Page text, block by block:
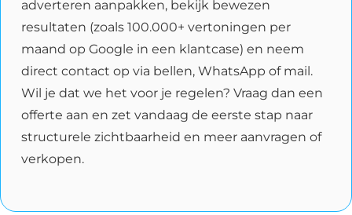
adverteren aanpakken, bekijk bewezen
resultaten (zoals 100.000+ vertoningen per
maand op Google in een klantcase) en neem
direct contact op via bellen, WhatsApp of mail.
Wil je dat we het voor je regelen? Vraag dan een
offerte aan en zet vandaag de eerste stap naar
structurele zichtbaarheid en meer aanvragen of
verkopen.